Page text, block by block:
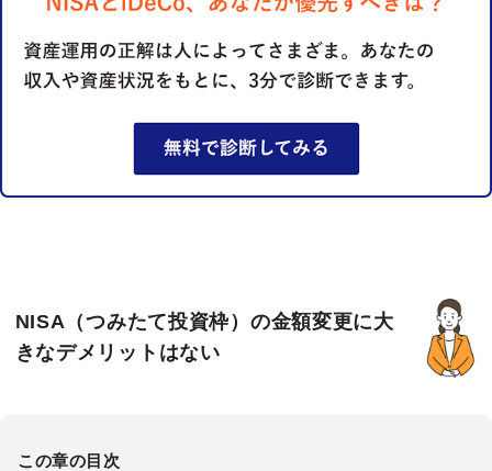
NISA（つみたて投資枠）の金額変更に大
きなデメリットはない
この章の目次